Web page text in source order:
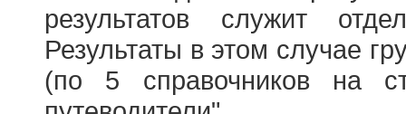
результатов служит
Результаты в этом случае
(по 5 справочников на